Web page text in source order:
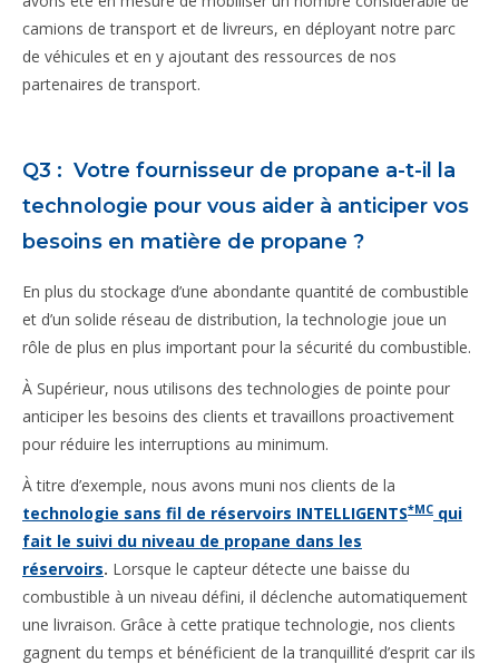
camions de transport et de livreurs, en déployant notre parc
de véhicules et en y ajoutant des ressources de nos
partenaires de transport.
Q3 : Votre fournisseur de propane a-t-il la
technologie pour vous aider à anticiper vos
besoins en matière de propane ?
En plus du stockage d’une abondante quantité de combustible
et d’un solide réseau de distribution, la technologie joue un
rôle de plus en plus important pour la sécurité du combustible.
À Supérieur, nous utilisons des technologies de pointe pour
anticiper les besoins des clients et travaillons proactivement
pour réduire les interruptions au minimum.
À titre d’exemple, nous avons muni nos clients de la
technologie sans fil de réservoirs INTELLIGENTS*MC qui
fait le suivi du niveau de propane dans les
réservoirs. Lorsque le capteur détecte une baisse du
combustible à un niveau défini, il déclenche automatiquement
une livraison. Grâce à cette pratique technologie, nos clients
gagnent du temps et bénéficient de la tranquillité d’esprit car ils